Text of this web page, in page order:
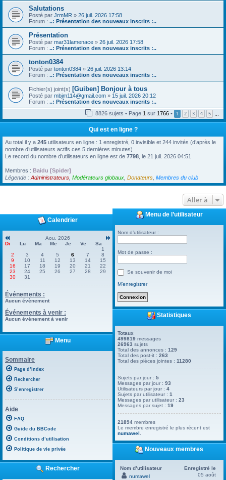
Salutations
Posté par JrmMR » 26 juil. 2026 17:58
Forum : ..: Présentation des nouveaux inscrits :..
Présentation
Posté par mar31lamenace » 26 juil. 2026 17:58
Forum : ..: Présentation des nouveaux inscrits :..
tonton0384
Posté par tonton0384 » 26 juil. 2026 13:14
Forum : ..: Présentation des nouveaux inscrits :..
Fichier(s) joint(s) [Guiben] Bonjour à tous
Posté par mbjm114@gmail.com » 15 juil. 2026 20:12
Forum : ..: Présentation des nouveaux inscrits :..
8826 sujets • Page 1 sur 1766 • 1 2 3 4 5
Qui est en ligne ?
Au total il y a 245 utilisateurs en ligne : 1 enregistré, 0 invisible et 244 invités (d’après le
nombre d’utilisateurs actifs ces 5 dernières minutes)
Le record du nombre d’utilisateurs en ligne est de 7798 , le 21 juil. 2026 04:51
Membres : Baidu [Spider]
Légende : Administrateurs Modérateurs globaux Donateurs Membres du club
Aller à
Calendrier
Aou. 2026
Di
Lu Ma Me Je Ve
Sa
1
2
3 4 5 6 7
8
9
10 11 12 13 14
15
16
17 18 19 20 21
22
23
24 25 26 27 28
29
30
31
Événements :
Aucun évènement
Événements à venir :
Aucun événement à venir
Menu
Sommaire
Page d’index
Rechercher
S’enregistrer
Aide
FAQ
Guide du BBCode
Conditions d’utilisation
Politique de vie privée
Rechercher
Menu de l’utilisateur
Nom d’utilisateur :
Mot de passe :
Se souvenir de moi
M’enregistrer
Statistiques
Totaux
499819 messages
26963 sujets
Total des annonces :129
Total des post-it :263
Total des pièces jointes :11280
Sujets par jour :5
Messages par jour :93
Utilisateurs par jour :4
Sujets par utilisateur :1
Messages par utilisateur :23
Messages par sujet :19
21894 membres
Le membre enregistré le plus récent est
numawel
Nouveaux membres
Nom d’utilisateur
Enregistré le
numawel
05 août